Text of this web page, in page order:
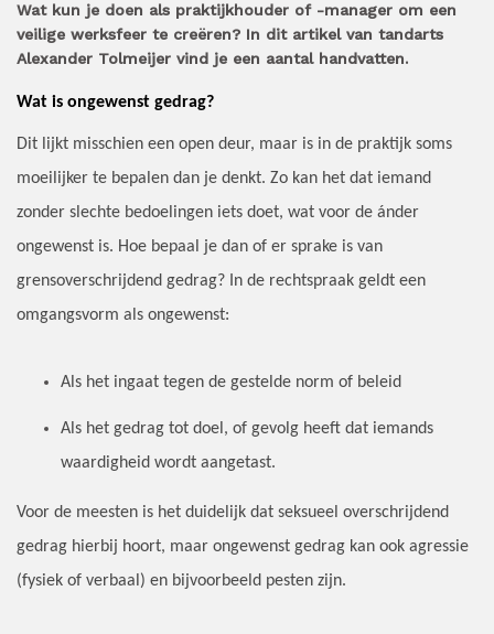
Wat kun je doen als praktijkhouder of -manager om een
veilige werksfeer te creëren? In dit artikel van tandarts
Alexander Tolmeijer vind je een aantal handvatten.
Wat is ongewenst gedrag?
Dit lijkt misschien een open deur, maar is in de praktijk soms
moeilijker te bepalen dan je denkt. Zo kan het dat iemand
zonder slechte bedoelingen iets doet, wat voor de ánder
ongewenst is. Hoe bepaal je dan of er sprake is van
grensoverschrijdend gedrag? In de rechtspraak geldt een
omgangsvorm als ongewenst:
Als het ingaat tegen de gestelde norm of beleid
Als het gedrag tot doel, of gevolg heeft dat iemands
waardigheid wordt aangetast.
Voor de meesten is het duidelijk dat seksueel overschrijdend
gedrag hierbij hoort, maar ongewenst gedrag kan ook agressie
(fysiek of verbaal) en bijvoorbeeld pesten zijn.